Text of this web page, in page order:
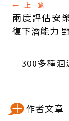
← 上一篇
兩度評估安
復下潛能力
300多種洄
作者文章